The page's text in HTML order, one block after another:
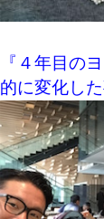
『４年目の
的に変化した